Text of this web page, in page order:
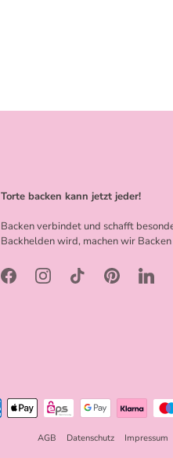
Torte backen kann jetzt jeder!
Backen verbindet und schafft
Backhelden wird, machen wir
AGB Datenschutz Impressum